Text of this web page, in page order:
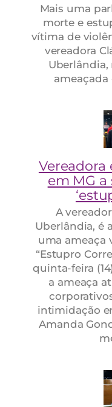
Mais uma
morte e
vítima de
vereadora
ameaçada
Vereadora
em MG a
A
Uberlândia, é
uma ameaça
“Estupro
quinta-feira
a ameaça
intimidação
Amanda